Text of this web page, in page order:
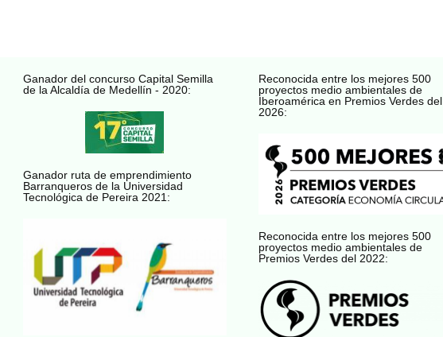
Ganador del concurso Capital Semilla
de la Alcaldía de Medellín - 2020:
Ganador ruta de emprendimiento
Barranqueros de la Universidad
Tecnológica de Pereira 2021:
Reconocida entre los mejores 500
proyectos medio ambientales de
Iberoamérica en Premios Verdes del
2026:
Reconocida entre los mejores 500
proyectos medio ambientales de
Premios Verdes del 2022: